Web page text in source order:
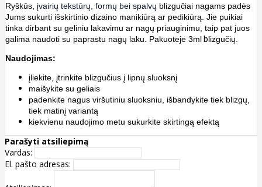
Ryškūs, įvairių tekstūrų, formų bei spalvų blizgučiai nagams padės
Jums sukurti išskirtinio dizaino manikiūrą ar pedikiūrą. Jie puikiai
tinka dirbant su geliniu lakavimu ar nagų priauginimu, taip pat juos
galima naudoti su paprastu nagų laku. Pakuotėje 3ml blizgučių.
Naudojimas:
įliekite, įtrinkite blizgučius į lipnų sluoksnį
maišykite su geliais
padenkite nagus viršutiniu sluoksniu, išbandykite tiek blizgų,
tiek matinį variantą
kiekvienu naudojimo metu sukurkite skirtingą efektą
Parašyti atsiliepimą
Vardas:
El. pašto adresas: